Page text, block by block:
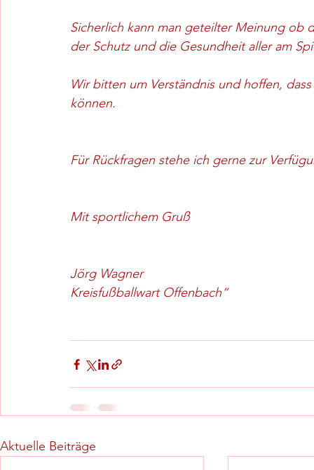
Sicherlich kann man geteilter Meinung ob
der Schutz und die Gesundheit aller am
Wir bitten um Verständnis und hoffen,
können.
Für Rückfragen stehe ich gerne zur
Mit sportlichem Gruß
Jörg Wagner
Kreisfußballwart Offenbach“
Aktuelle Beiträge